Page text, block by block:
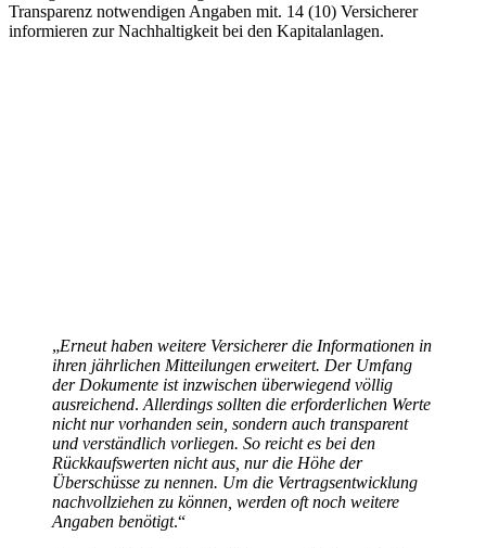
Transparenz notwendigen Angaben mit. 14 (10) Versicherer
informieren zur Nachhaltigkeit bei den Kapitalanlagen.
„Erneut haben weitere Versicherer die Informationen in
ihren jährlichen Mitteilungen erweitert. Der Umfang
der Dokumente ist inzwischen überwiegend völlig
ausreichend.Allerdings sollten die erforderlichen Werte
nicht nur vorhanden sein, sondern auch transparent
und verständlich vorliegen. So reicht es bei den
Rückkaufswerten nicht aus, nur die Höhe der
Überschüsse zu nennen. Um die Vertragsentwicklung
nachvollziehen zu können, werden oft noch weitere
Angaben benötigt.“